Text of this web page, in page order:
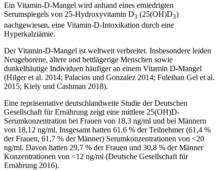
Ein Vitamin-D-Mangel wird anhand eines erniedrigten
Serumspiegels von 25-Hydroxyvitamin D3 (25(OH)D3)
nachgewiesen, eine Vitamin-D-Intoxikation durch eine
Hyperkalziämie.
Der Vitamin-D-Mangel ist weltweit verbreitet. Insbesondere leiden
Neugeborene, ältere und bettlägerige Menschen sowie
dunkelhäutige Individuen häufiger an einem Vitamin D-Mangel
(Hilger et al. 2014; Palacios und Gonzalez 2014; Fuleihan Gel et al.
2015; Kiely und Cashman 2018).
Eine repräsentative deutschlandweite Studie der Deutschen
Gesellschaft für Ernährung zeigt eine mittlere 25(OH)D-
Serumkonzentration bei Frauen von 18,3 ng/ml und bei Männern
von 18,12 ng/ml. Insgesamt hatten 61,6 % der Teilnehmer (61,4 %
der Frauen, 61,7 % der Männer) Serumkonzentrationen von <20
ng/ml. Davon hatten 29,7 % der Frauen und 30,8 % der Männer
Konzentrationen von <12 ng/ml (Deutsche Gesellschaft für
Ernährung 2016).